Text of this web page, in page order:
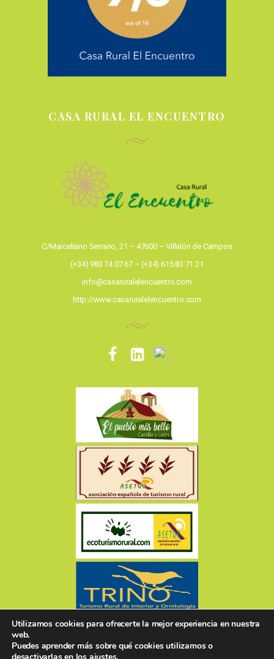
CASA RURAL EL ENCUENTRO
C/Marceliano Serrano, 21 – 47600 – Villalón de Campos
(+34) 983 74 07 67 – (+34) 615 83 71 21
info@casaruralelencuentro.com
http://www.casaruralelencuentro.com
Utilizamos cookies para ofrecerte la mejor experiencia en nuestra
web.
Puedes aprender más sobre qué cookies utilizamos o